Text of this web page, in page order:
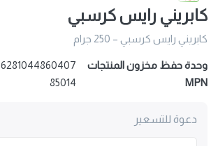
كابريني رايس كرسبي
كابريني رايس كرسبي – 250 جرام
وحدة حفظ مخزون المنتجات
6281044860407
MPN
85014
دعوة للتسعير